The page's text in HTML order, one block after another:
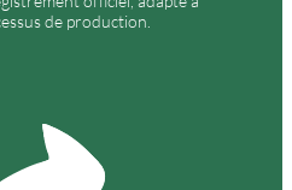
de production.